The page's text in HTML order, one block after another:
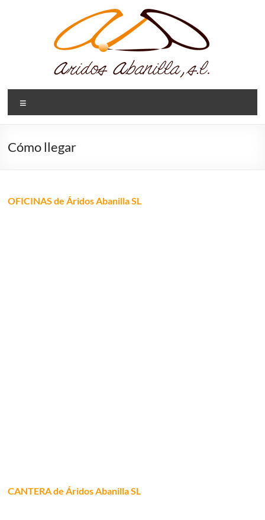
Aridos
Abanilla,
SL
y
Cómo llegar
OFICINAS de Áridos Abanilla SL
CANTERA de Áridos Abanilla SL